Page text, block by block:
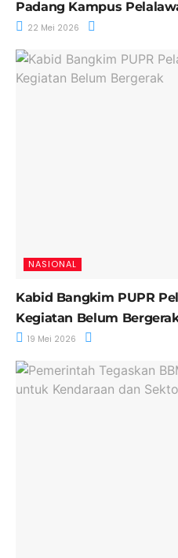
Padang Kampus
22 Mei 2026
NASIONAL
Kabid Bangkim PUPR
Kegiatan Belum
19 Mei 2026